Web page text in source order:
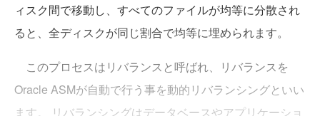
ィスク間で移動し、すべてのファイルが均等に分散され
ると、全ディスクが同じ割合で均等に埋められます。
このプロセスはリバランスと呼ばれ、リバランスを
Oracle ASMが自動で行う事を動的リバランシングといい
ます。 リバランシングはデータベースやアプリケーショ